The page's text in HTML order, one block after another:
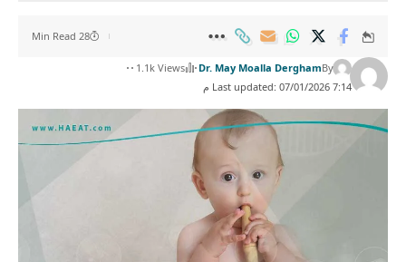
Last updated: 07/01/2026 7:14 م
By
Dr. May Moalla Dergham
1.1k Views
28 Min Read